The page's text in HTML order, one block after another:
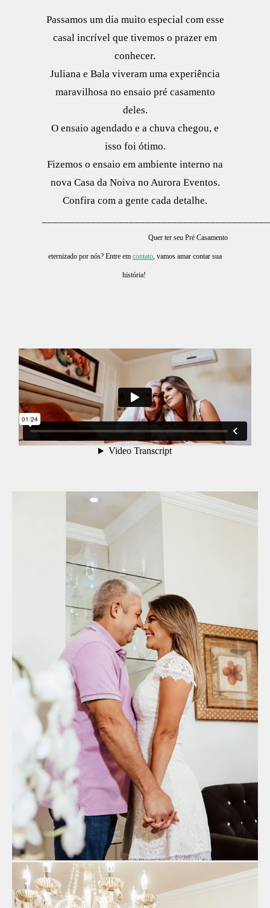
Passamos um dia muito especial com esse
casal incrível que tivemos o prazer em
conhecer.
Juliana e Bala viveram uma experiência
maravilhosa no ensaio pré casamento
deles.
O ensaio agendado e a chuva chegou, e
isso foi ótimo.
Fizemos o ensaio em ambiente interno na
nova Casa da Noiva no Aurora Eventos.
Confira com a gente cada detalhe.
Quer ter seu Pré Casamento
eternizado por nós? Entre em contato , vamos amar contar sua
história!